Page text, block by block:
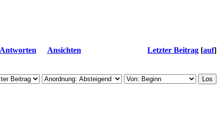
Ansichten Letzter Beitrag [auf]